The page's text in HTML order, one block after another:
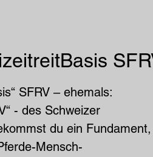
SFRV – ehemals:
- des Schweizer
du ein Fundament,
Mensch-